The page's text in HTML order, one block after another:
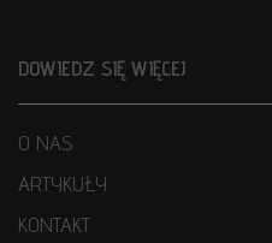
DOWIEDZ SIĘ WIĘCEJ
O NAS
ARTYKUŁY
KONTAKT